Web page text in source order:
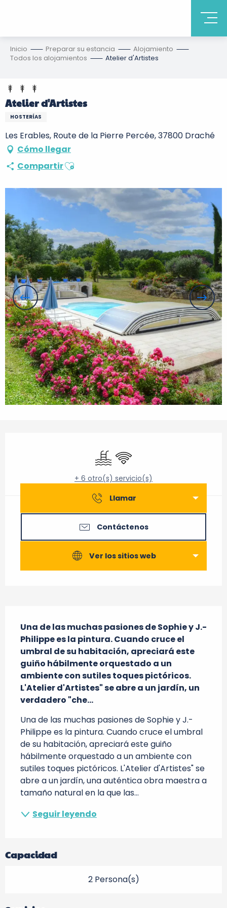
Inicio Preparar su estancia
Alojamiento
Todos los alojamientos
Atelier d'Artistes
Atelier d'Artistes
HOSTERÍAS
Les Erables, Route de la Pierre Percée, 37800 Draché
Cómo llegar
CompartirAjouter aux favoris
PiscinaWifi
+ 6 otro(s) servicio(s)
Llamar
Contáctenos
Ver los sitios web
Una de las muchas pasiones de Sophie y J.-
Philippe es la pintura. Cuando cruce el
umbral de su habitación, apreciará este
guiño hábilmente orquestado a un
ambiente con sutiles toques pictóricos.
L'Atelier d'Artistes" se abre a un jardín, un
verdadero "che...
Una de las muchas pasiones de Sophie y J.-
Philippe es la pintura. Cuando cruce el umbral
de su habitación, apreciará este guiño
hábilmente orquestado a un ambiente con
sutiles toques pictóricos. L'Atelier d'Artistes" se
abre a un jardín, una auténtica obra maestra a
tamaño natural en la que las...
Seguir leyendo
Capacidad
2 Persona(s)